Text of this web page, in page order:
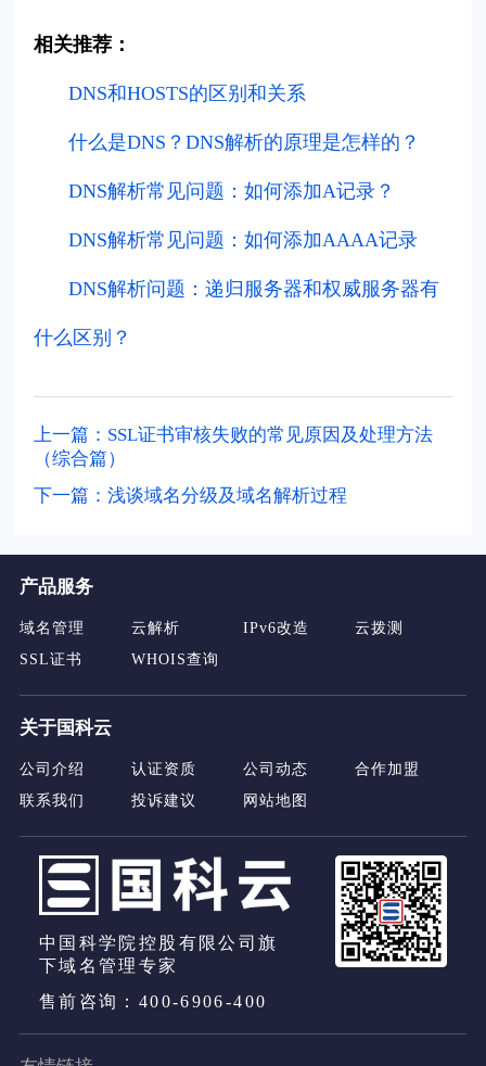
相关推荐：
DNS和HOSTS的区别和关系
什么是DNS？DNS解析的原理是怎样的？
DNS解析常见问题：如何添加A记录？
DNS解析常见问题：如何添加AAAA记录
DNS解析问题：递归服务器和权威服务器有
什么区别？
上一篇：SSL证书审核失败的常见原因及处理方法
（综合篇）
下一篇：浅谈域名分级及域名解析过程
产品服务
域名管理 云解析 IPv6改造
云拨测
SSL证书
WHOIS查询
关于国科云
公司介绍 认证资质 公司动态
合作加盟
联系我们
投诉建议 网站地图
中国科学院控股有限公司旗
下域名管理专家
售前咨询：400-6906-400